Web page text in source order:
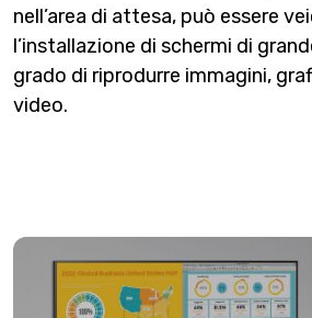
nell’area di attesa, può essere
l’installazione di schermi di
grado di riprodurre immagini,
video.